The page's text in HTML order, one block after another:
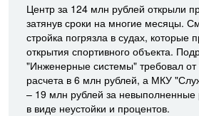
Центр за 124 млн рублей открыли
затянув сроки на многие месяцы.
стройка погрязла в судах, которые
открытия спортивного объекта.
"Инженерные системы" требовал
расчета в 6 млн рублей, а МКУ
– 19 млн рублей за
в виде неустойки и процентов.